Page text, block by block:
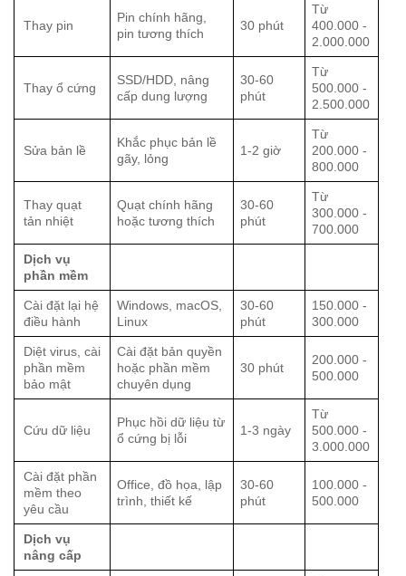
Thay pin
Pin chính hãng,
pin tương thích
30 phút
Từ
400.000 -
2.000.000
Thay ổ cứng
SSD/HDD, nâng
cấp dung lượng
30-60
phút
Từ
500.000 -
2.500.000
Sửa bản lề
Khắc phục bản lề
gãy, lỏng
1-2 giờ
Từ
200.000 -
800.000
Thay quạt
tản nhiệt
Quạt chính hãng
hoặc tương thích
30-60
phút
Từ
300.000 -
700.000
Dịch vụ
phần mềm
Cài đặt lại hệ
điều hành
Windows, macOS,
Linux
30-60
phút
150.000 -
300.000
Diệt virus, cài
phần mềm
bảo mật
Cài đặt bản quyền
hoặc phần mềm
chuyên dụng
30 phút
200.000 -
500.000
Cứu dữ liệu
Phục hồi dữ liệu từ
ổ cứng bị lỗi
1-3 ngày
Từ
500.000 -
3.000.000
Cài đặt phần
mềm theo
yêu cầu
Office, đồ họa, lập
trình, thiết kế
30-60
phút
100.000 -
500.000
Dịch vụ
nâng cấp